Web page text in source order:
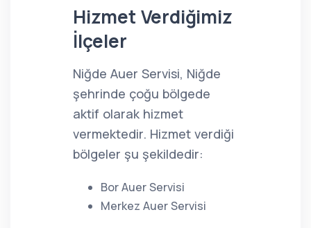
Hizmet Verdiğimiz
İlçeler
Niğde Auer Servisi, Niğde
şehrinde çoğu bölgede
aktif olarak hizmet
vermektedir. Hizmet verdiği
bölgeler şu şekildedir:
Bor Auer Servisi
Merkez Auer Servisi